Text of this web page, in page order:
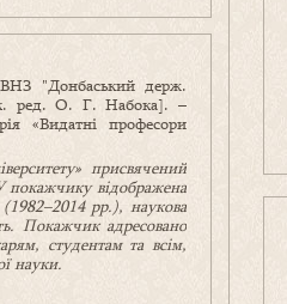
"Донбаський держ.
ред. О. Г. Набока]. –
«Видатні професори
присвячений
відображена
(1982–2014 рр.), наукова
Покажчик адресовано
студентам та всім,
науки.